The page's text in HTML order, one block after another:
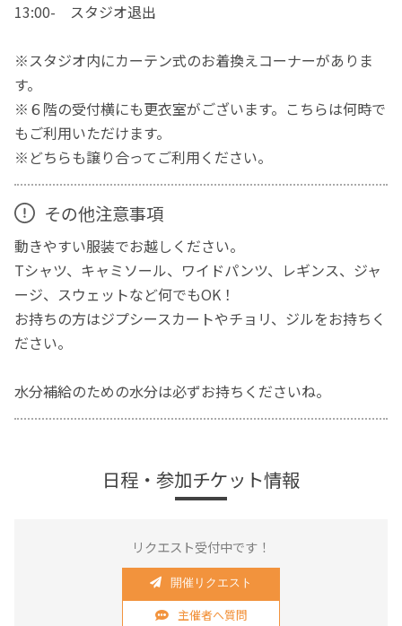
13:00- スタジオ退出
※スタジオ内にカーテン式のお着換えコーナーがありま
す。
※６階の受付横にも更衣室がございます。こちらは何時で
もご利用いただけます。
※どちらも譲り合ってご利用ください。
その他注意事項
動きやすい服装でお越しください。
Tシャツ、キャミソール、ワイドパンツ、レギンス、ジャ
ージ、スウェットなど何でもOK！
お持ちの方はジプシースカートやチョリ、ジルをお持ちく
ださい。
水分補給のための水分は必ずお持ちくださいね。
日程・参加チケット情報
リクエスト受付中です！
開催リクエスト
主催者へ質問